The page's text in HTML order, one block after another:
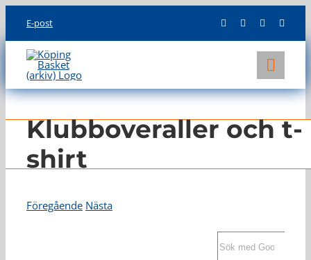
content
E-post
KLUBBEN
LAG
INFO
Klubboveraller och t-
shirt
Föregående Nästa